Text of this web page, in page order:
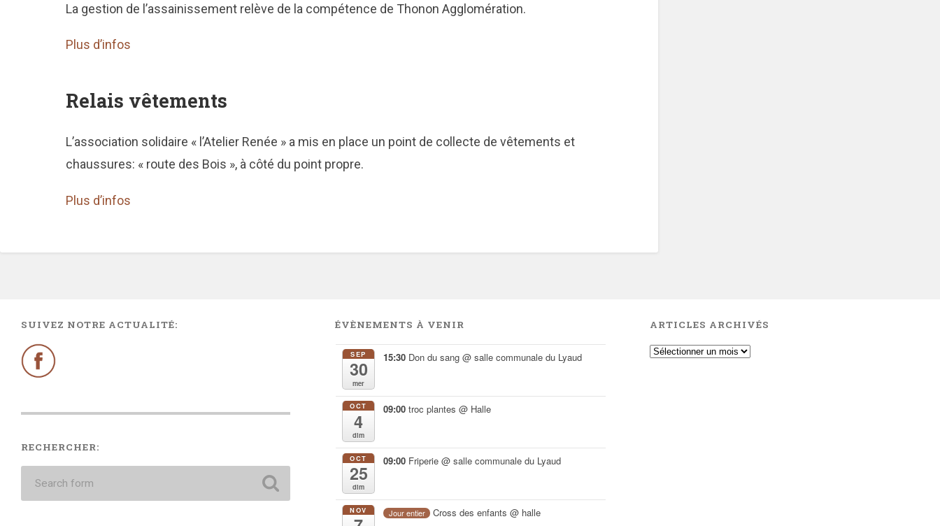
La gestion de l’assainissement relève de la compétence de Thonon Agglomération.
Plus d’infos
Relais vêtements
L’association solidaire « l’Atelier Renée » a mis en place un point de collecte de vêtements et
chaussures: « route des Bois », à côté du point propre.
Plus d’infos
SUIVEZ NOTRE ACTUALITÉ:
RECHERCHER:
ÉVÈNEMENTS À VENIR
SEP
30
mer
15:30 Don du sang @ salle communale du Lyaud
OCT
4
dim
09:00 troc plantes @ Halle
OCT
25
dim
09:00 Friperie @ salle communale du Lyaud
NOV Jour entier Cross des enfants@ halle
ARTICLES ARCHIVÉS